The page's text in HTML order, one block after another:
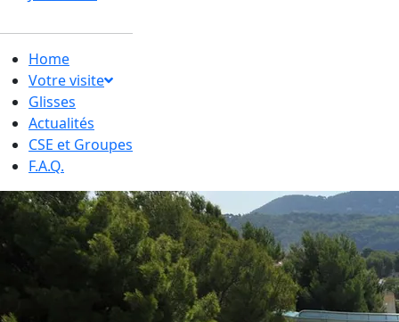
Home
Votre visite
Glisses
Actualités
CSE et Groupes
F.A.Q.